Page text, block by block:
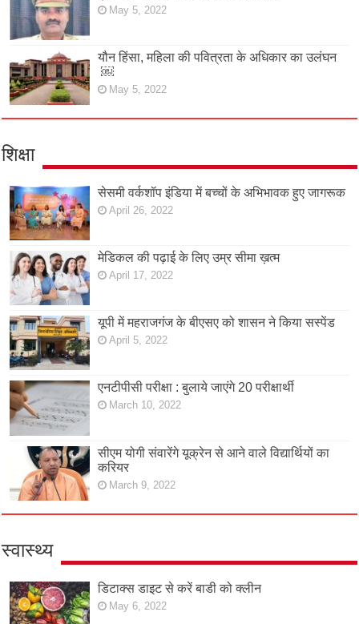
May 5, 2022
यौन हिंसा, महिला की पवित्रता के अधिकार का उलंघन
￼
May 5, 2022
शिक्षा
सेसमी वर्कशॉप इंडिया में बच्चों के अभिभावक हुए जागरूक
April 26, 2022
मेडिकल की पढ़ाई के लिए उम्र सीमा ख़त्म
April 17, 2022
यूपी में महराजगंज के बीएसए को शासन ने किया सस्पेंड
April 5, 2022
एनटीपीसी परीक्षा : बुलाये जाएंगे 20 परीक्षार्थी
March 10, 2022
सीएम योगी संवारेंगे यूक्रेन से आने वाले विद्यार्थियों का
करियर
March 9, 2022
स्वास्थ्य
डिटाक्स डाइट से करें बाडी को क्लीन
May 6, 2022